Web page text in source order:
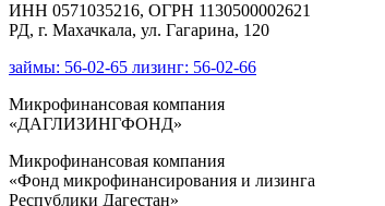
ИНН 0571035216, ОГРН 1130500002621
РД, г. Махачкала, ул. Гагарина, 120
займы: 56-02-65 лизинг: 56-02-66
Микрофинансовая компания
«ДАГЛИЗИНГФОНД»
Микрофинансовая компания
«Фонд микрофинансирования и лизинга
Республики Дагестан»